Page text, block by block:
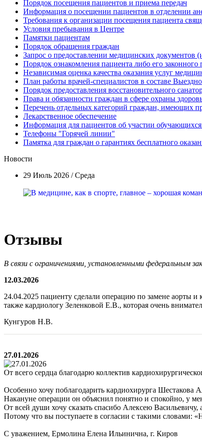
Порядок посещения пациентов и приема передач
Информация о посещении пациентов в отделении
Требования к организации посещения пациента
Условия пребывания в Центре
Памятки пациентам
Порядок обращения граждан
Запрос о предоставлении медицинских документов
Порядок ознакомления пациента либо его
Независимая оценка качества оказания услуг
План работы врачей-специалистов в составе
Порядок предоставления восстановительного
Права и обязанности граждан в сфере охраны
Перечень отдельных категорий граждан, имеющих
Лекарственное обеспечение
Информация для пациентов об участии
Телефоны "Горячей линии"
Памятка для граждан о гарантиях бесплатного
Новости
29 Июль 2026 / Среда
Отзывы
В связи с ограничениями, установленными федеральным
12.03.2026
24.04.2025 пациенту сделали операцию по замене аорты
также кардиологу Зеленковой Е.В., которая очень
Кунгуров Н.В.
27.01.2026
От всего сердца благодарю коллектив
Особенно хочу поблагодарить кардиохирурга Шестакова
Накануне операции он объяснил понятно и спокойно, у
От всей души хочу сказать спасибо Алексею
Потому что вы поступаете в согласии с такими словами:
С уважением, Ермолина Елена Ильинична, г. Киров